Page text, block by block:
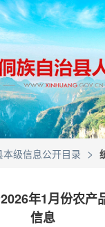
本级信息公开目录 >
年1月份农产
信息